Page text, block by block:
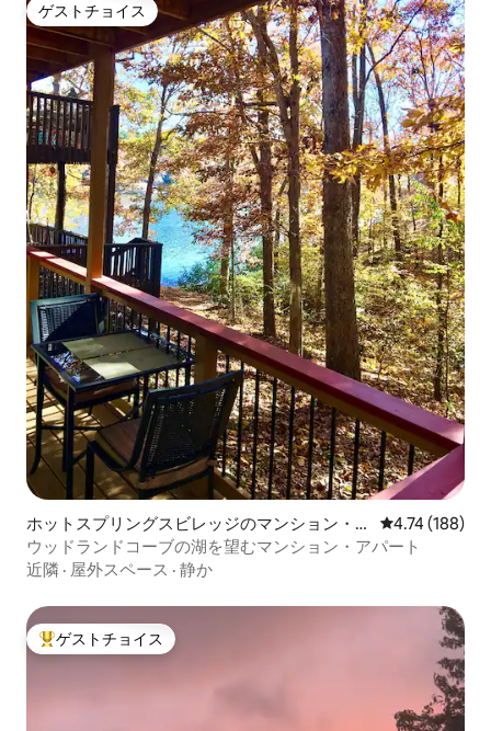
ゲストチョイス
ゲストチョイス
ホットスプリングスビレッジのマンション・ア
パート
レビュー188
4.74 (188)
ウッドランドコーブの湖を望むマンション・アパート
近隣 · 屋外スペース · 静か
大好評のゲストチョイスです。
ゲストチョイス